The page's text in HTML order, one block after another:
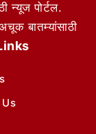
न्यूज पोर्टल.
बातम्यांसाठी